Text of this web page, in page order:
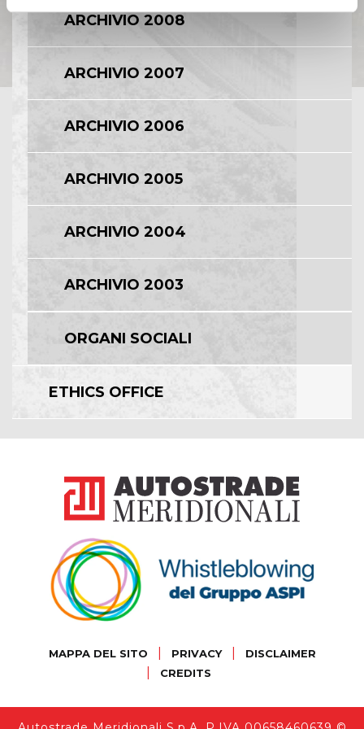
ARCHIVIO 2008
ARCHIVIO 2007
ARCHIVIO 2006
ARCHIVIO 2005
ARCHIVIO 2004
ARCHIVIO 2003
ORGANI SOCIALI
ETHICS OFFICE
MAPPA DEL SITO PRIVACY DISCLAIMER
CREDITS